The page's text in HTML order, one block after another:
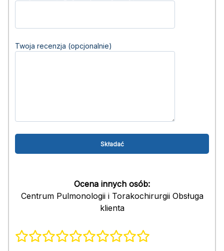
Twoja recenzja (opcjonalnie)
Ocena innych osób:
Centrum Pulmonologii i Torakochirurgii Obsługa
klienta